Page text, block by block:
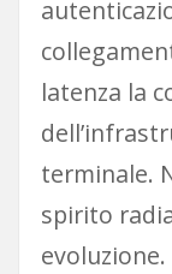
latenza la
terminale.
spirito
evoluzione.